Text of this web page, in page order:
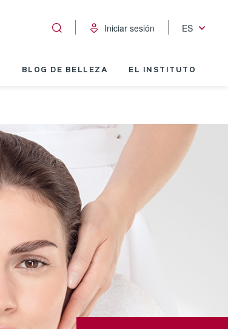
Iniciar sesión ES
BLOG DE BELLEZA EL INSTITUTO